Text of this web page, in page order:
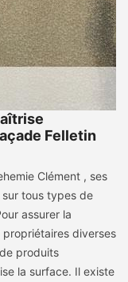
Felletin
Clément , ses
tous types de
assurer la
diverses
produits
la surface. Il existe